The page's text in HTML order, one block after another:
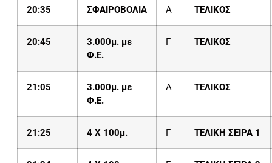
20:35 ΣΦΑΙΡΟΒΟΛΙΑ Α ΤΕΛΙΚΟΣ
20:45
3.000μ. με
Φ.Ε.
Γ ΤΕΛΙΚΟΣ
21 :05
3.000μ. με
Φ.Ε.
Α ΤΕΛΙΚΟΣ
21:25 4 X 100μ. Γ ΤΕΛΙΚΗ ΣΕΙΡΑ 1